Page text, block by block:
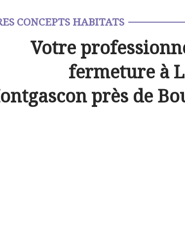
CONCEPTS HABITATS
Votre
fermeture à
près de